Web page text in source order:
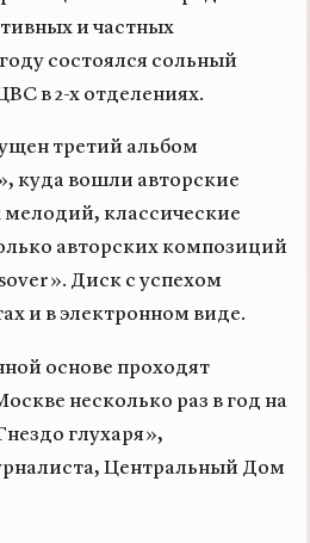
и частных
состоялся сольный
в 2-х отделениях.
третий альбом
куда вошли авторские
классические
авторских композиций
Диск с успехом
и в электронном виде.
основе проходят
несколько раз в год на
глухаря»,
Центральный Дом